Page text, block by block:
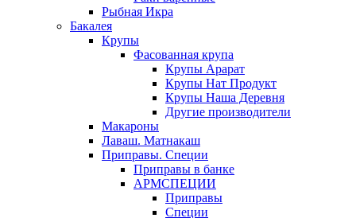
Рыбная Икра
Бакалея
Крупы
Фасованная крупа
Крупы Арарат
Крупы Нат Продукт
Крупы Наша Деревня
Другие производители
Макароны
Лаваш. Матнакаш
Приправы. Специи
Приправы в банке
АРМСПЕЦИИ
Приправы
Специи